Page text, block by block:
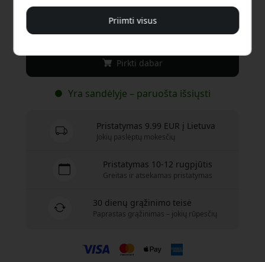
89.99 EUR
Pirkti dabar
Yra sandėlyje – paruošta išsiųsti
Pristatymas 9.99 EUR į Lietuva
Jokių paslėptų mokesčių
Pristatymas 10-12 rugpjūtis
Greitas ir atsekamas pristatymas
30 dienų grąžinimo teisė
Paprastas grąžinimas – jokių rūpesčių
Priimti visus